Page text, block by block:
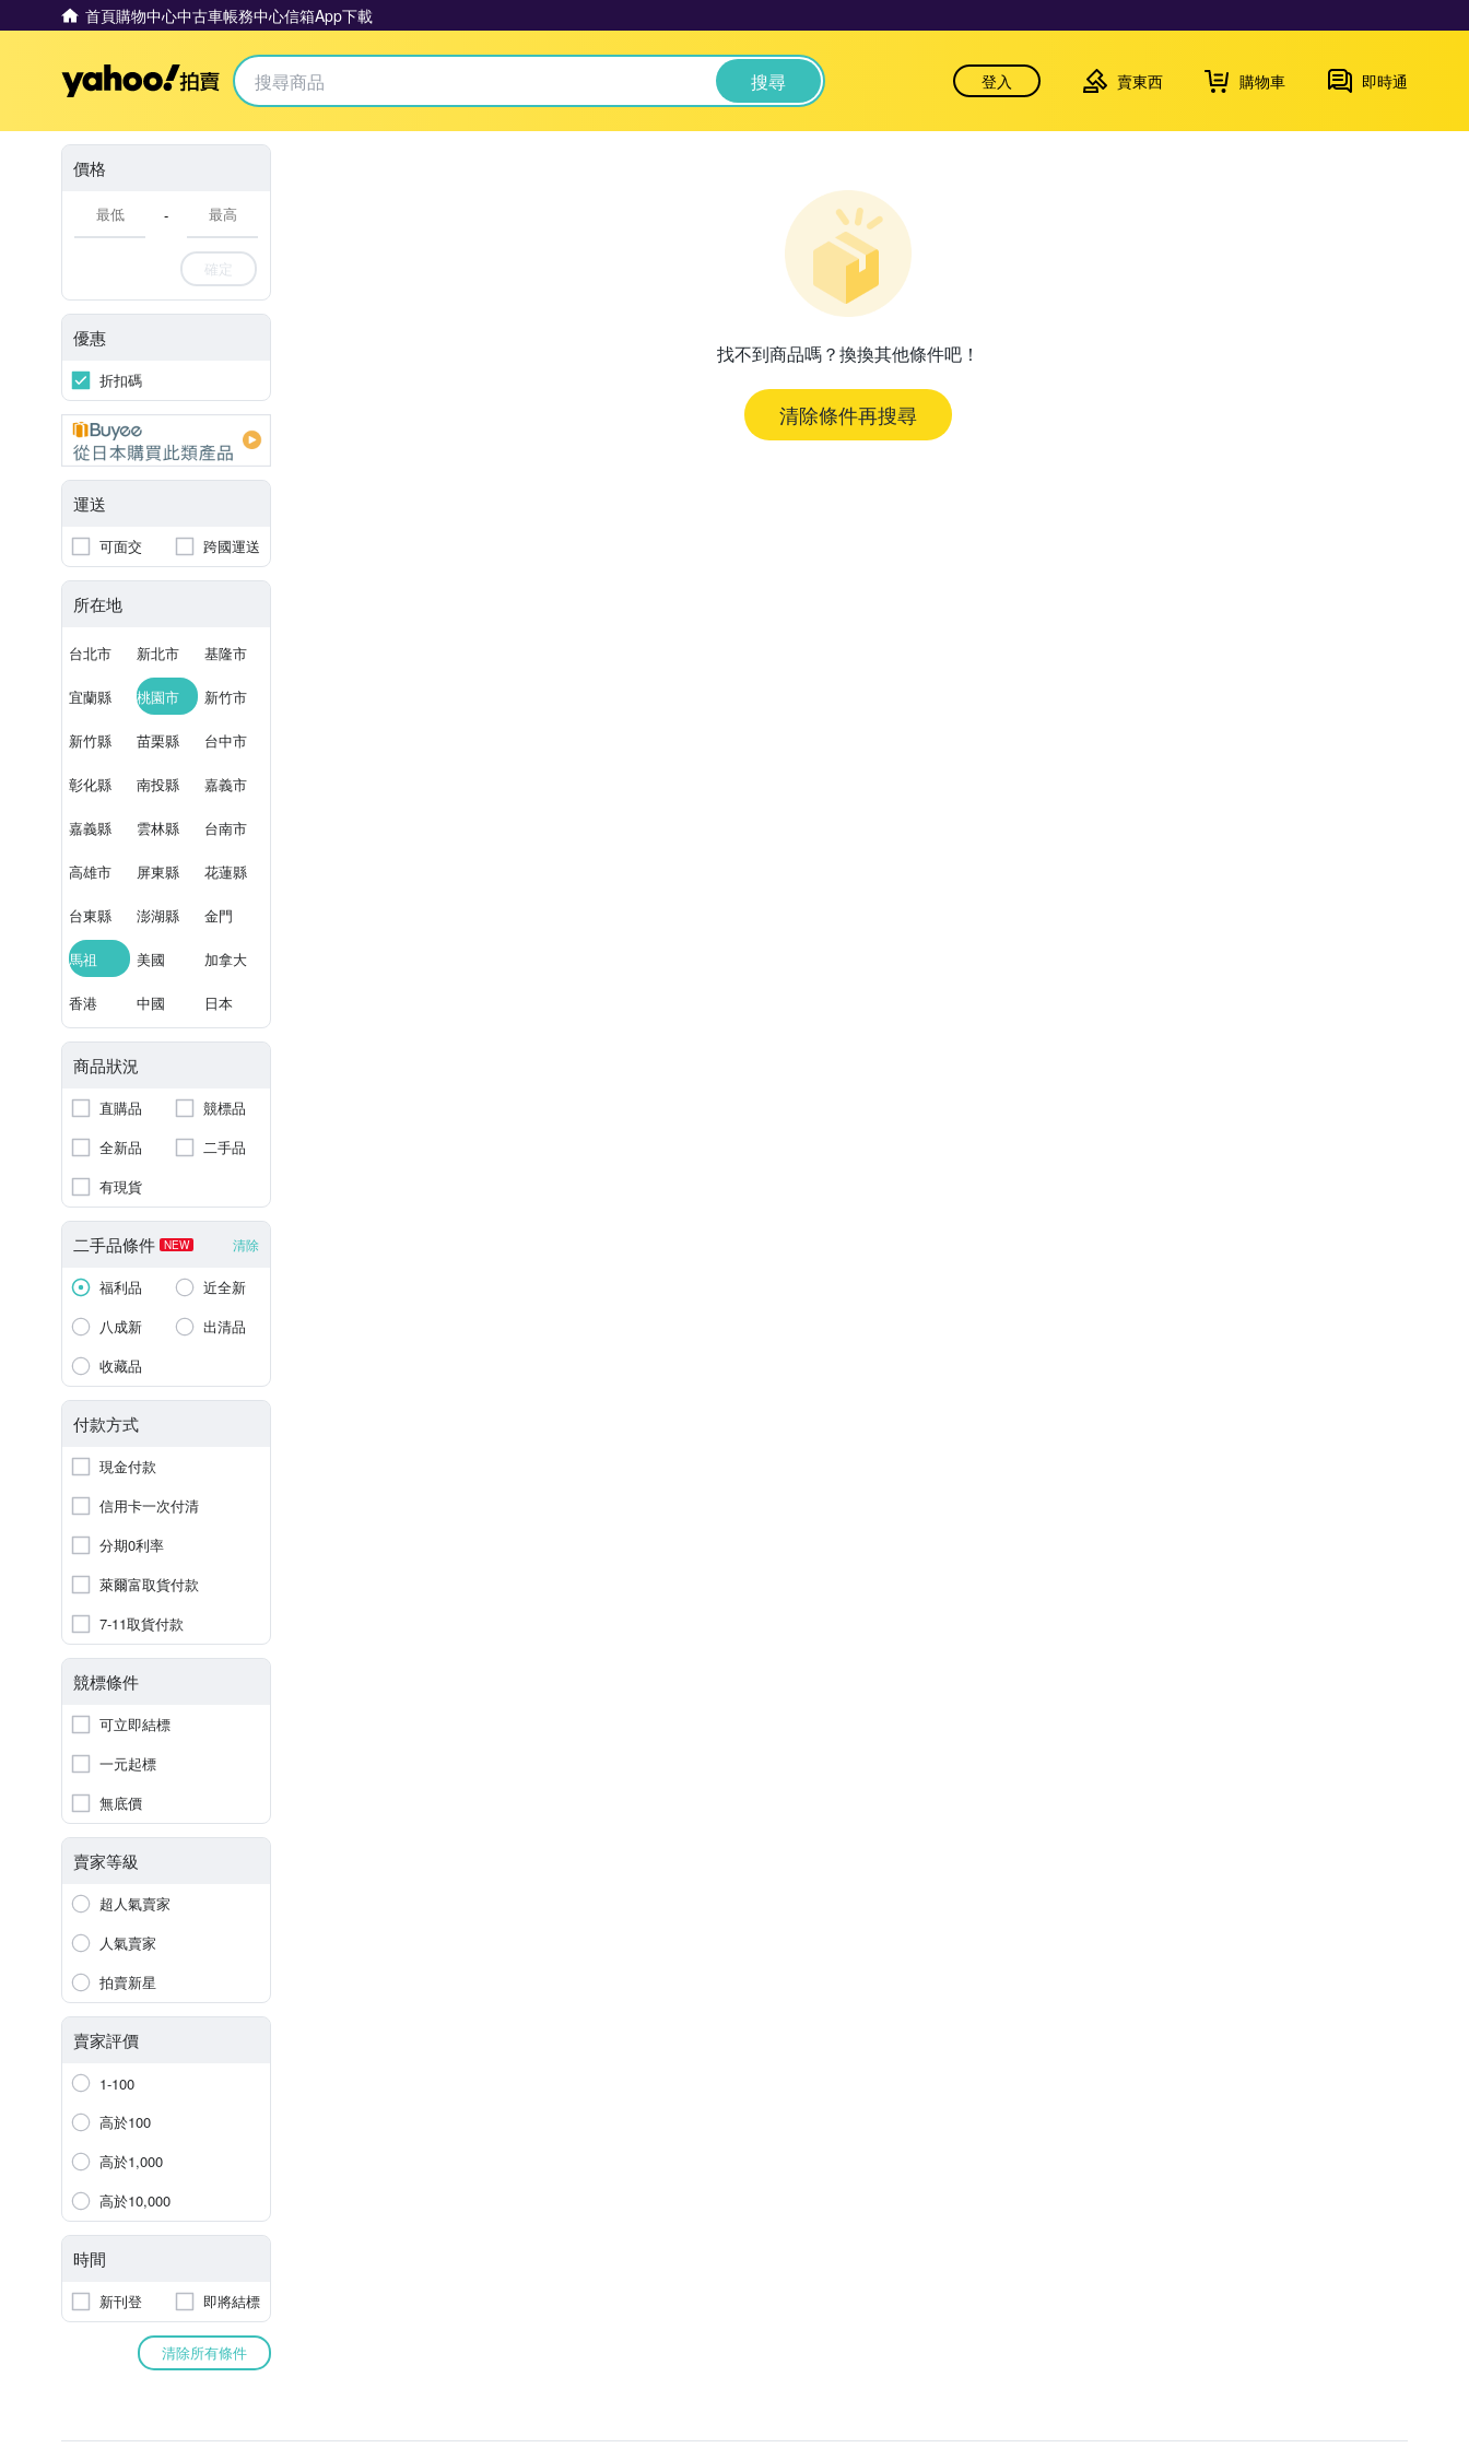
首頁購物中心中古車帳務中心信箱App下載
Yahoo拍賣 搜尋 登入 賣東西 購物車 即時通
價格
-
確定
優惠
折扣碼
運送
可面交 跨國運送
所在地
台北市 新北市 基隆市
宜蘭縣 桃園市 新竹市
新竹縣 苗栗縣 台中市
彰化縣 南投縣 嘉義市
嘉義縣 雲林縣 台南市
高雄市 屏東縣 花蓮縣
台東縣 澎湖縣 金門
馬祖 美國 加拿大
香港 中國 日本
商品狀況
直購品
競標品
全新品
二手品
有現貨
二手品條件 NEW 清除
福利品
近全新
八成新
出清品
收藏品
付款方式
現金付款
信用卡一次付清
分期0利率
萊爾富取貨付款
7-11取貨付款
競標條件
可立即結標
一元起標
無底價
賣家等級
超人氣賣家
人氣賣家
拍賣新星
賣家評價
1-100
高於100
高於1,000
高於10,000
時間
新刊登 即將結標
清除所有條件
找不到商品嗎？換換其他條件吧！
清除條件再搜尋